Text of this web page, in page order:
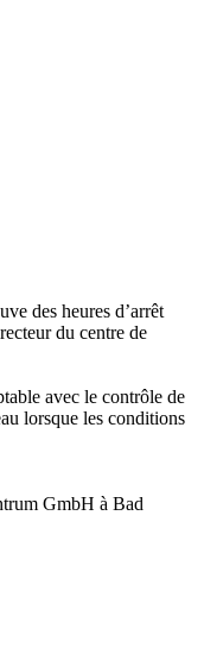
des heures d’arrêt
du centre de
avec le contrôle de
lorsque les conditions
GmbH à Bad